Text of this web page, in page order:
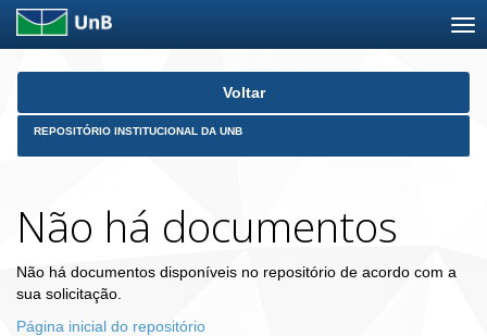
Skip
Voltar
REPOSITÓRIO INSTITUCIONAL DA UNB
Não há documentos
Não há documentos disponíveis no repositório de acordo com a
sua solicitação.
Página inicial do repositório